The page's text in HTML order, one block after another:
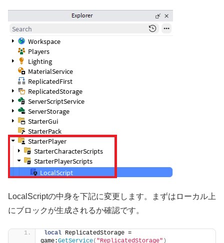
LocalScriptの中身を下記に変更します。まずはローカル上
にブロックが生成されるか確認です。
local ReplicatedStorage =
game:GetService( "ReplicatedStorage" )